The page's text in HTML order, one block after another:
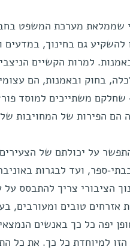
שממלאת מערכת המשפט
גם בחינוך, במדעים
למרות הקשיים
בחוק ובאמנות, הם
משתייכים למוסד
הם הפירות של המחויבות
על יכולתם של
ספר, ועד לבגרות
הציבורי צריך להתבסס על
אזרחים טובים ומעורבים,
יפה כל כך באנשים
למיוחדת כל כך. את כל